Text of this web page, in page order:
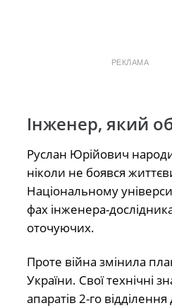
РЕКЛАМА
Інженер, який
Руслан Юрійович
ніколи не боявся
Національному
фах інженера-
оточуючих.
Проте війна змінила
України. Свої технічні
апаратів 2-го